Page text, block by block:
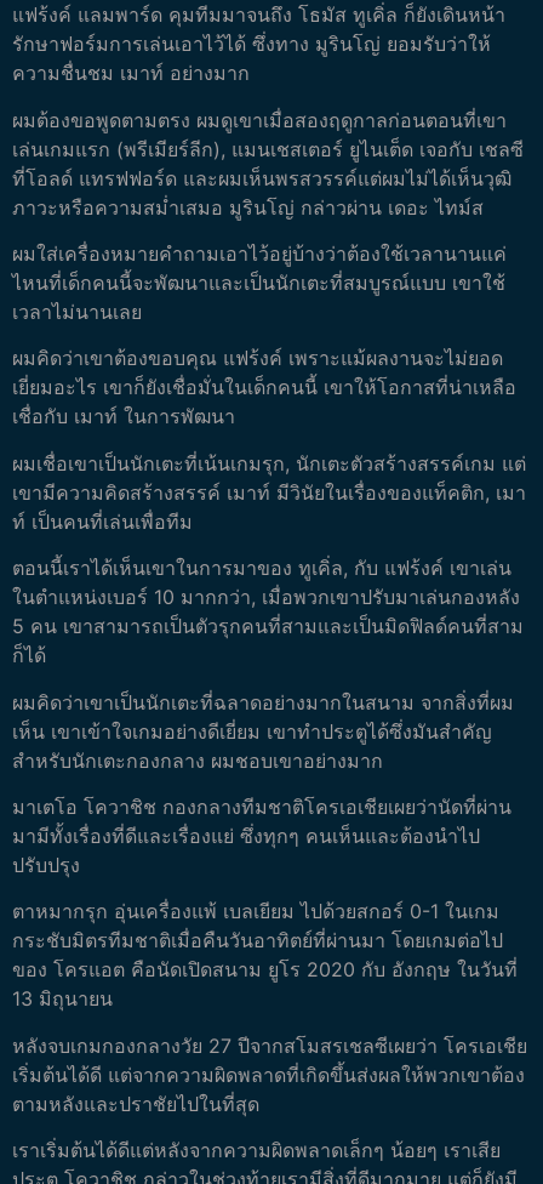
แฟร้งค์ แลมพาร์ด คุมทีมมาจนถึง โธมัส ทูเคิ่ล ก็ยังเดินหน้า
รักษาฟอร์มการเล่นเอาไว้ได้ ซึ่งทาง มูรินโญ่ ยอมรับว่าให้
ความชื่นชม เมาท์ อย่างมาก
ผมต้องขอพูดตามตรง ผมดูเขาเมื่อสองฤดูกาลก่อนตอนที่เขา
เล่นเกมแรก (พรีเมียร์ลีก), แมนเชสเตอร์ ยูไนเต็ด เจอกับ เชลซี
ที่โอลด์ แทรฟฟอร์ด และผมเห็นพรสวรรค์แต่ผมไม่ได้เห็นวุฒิ
ภาวะหรือความสม่ำเสมอ มูรินโญ่ กล่าวผ่าน เดอะ ไทม์ส
ผมใส่เครื่องหมายคำถามเอาไว้อยู่บ้างว่าต้องใช้เวลานานแค่
ไหนที่เด็กคนนี้จะพัฒนาและเป็นนักเตะที่สมบูรณ์แบบ เขาใช้
เวลาไม่นานเลย
ผมคิดว่าเขาต้องขอบคุณ แฟร้งค์ เพราะแม้ผลงานจะไม่ยอด
เยี่ยมอะไร เขาก็ยังเชื่อมั่นในเด็กคนนี้ เขาให้โอกาสที่น่าเหลือ
เชื่อกับ เมาท์ ในการพัฒนา
ผมเชื่อเขาเป็นนักเตะที่เน้นเกมรุก, นักเตะตัวสร้างสรรค์เกม แต่
เขามีความคิดสร้างสรรค์ เมาท์ มีวินัยในเรื่องของแท็คติก, เมา
ท์ เป็นคนที่เล่นเพื่อทีม
ตอนนี้เราได้เห็นเขาในการมาของ ทูเคิ่ล, กับ แฟร้งค์ เขาเล่น
ในตำแหน่งเบอร์ 10 มากกว่า, เมื่อพวกเขาปรับมาเล่นกองหลัง
5 คน เขาสามารถเป็นตัวรุกคนที่สามและเป็นมิดฟิลด์คนที่สาม
ก็ได้
ผมคิดว่าเขาเป็นนักเตะที่ฉลาดอย่างมากในสนาม จากสิ่งที่ผม
เห็น เขาเข้าใจเกมอย่างดีเยี่ยม เขาทำประตูได้ซึ่งมันสำคัญ
สำหรับนักเตะกองกลาง ผมชอบเขาอย่างมาก
มาเตโอ โควาชิช กองกลางทีมชาติโครเอเชียเผยว่านัดที่ผ่าน
มามีทั้งเรื่องที่ดีและเรื่องแย่ ซึ่งทุกๆ คนเห็นและต้องนำไป
ปรับปรุง
ตาหมากรุก อุ่นเครื่องแพ้ เบลเยียม ไปด้วยสกอร์ 0-1 ในเกม
กระชับมิตรทีมชาติเมื่อคืนวันอาทิตย์ที่ผ่านมา โดยเกมต่อไป
ของ โครแอต คือนัดเปิดสนาม ยูโร 2020 กับ อังกฤษ ในวันที่
13 มิถุนายน
หลังจบเกมกองกลางวัย 27 ปีจากสโมสรเชลซีเผยว่า โครเอเชีย
เริ่มต้นได้ดี แต่จากความผิดพลาดที่เกิดขึ้นส่งผลให้พวกเขาต้อง
ตามหลังและปราชัยไปในที่สุด
เราเริ่มต้นได้ดีแต่หลังจากความผิดพลาดเล็กๆ น้อยๆ เราเสีย